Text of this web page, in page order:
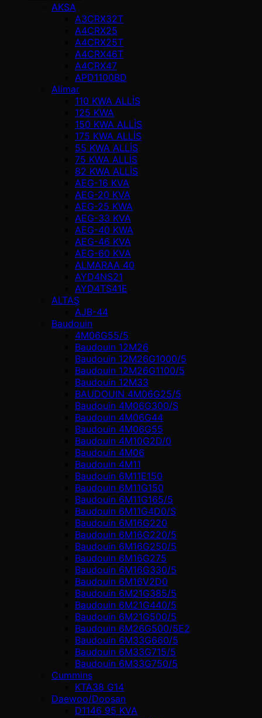
AKSA
A3CRX32T
A4CRX25
A4CRX25T
A4CRX46T
A4CRX47
APD1100BD
Alimar
110 KWA ALLİS
125 KWA
150 KWA ALLİS
175 KWA ALLİS
55 KWA ALLİS
75 KWA ALLİS
82 KWA ALLİS
AEG-16 KVA
AEG-20 KVA
AEG-25 KWA
AEG-33 KVA
AEG-40 KWA
AEG-46 KVA
AEG-60 KVA
ALMARAA 40
AYD4NS21
AYD4TS41E
ALTAŞ
AJB-44
Baudouin
4M06G55/5
Baudouin 12M26
Baudouin 12M26G1000/5
Baudouin 12M26G1100/5
Baudouin 12M33
BAUDOUIN 4M06G25/5
Baudouin 4M06G300/S
Baudouin 4M06G44
Baudouin 4M06G55
Baudouin 4M10G2D/0
Baudouin 4М06
Baudouin 4М11
Baudouin 6M11E150
Baudouin 6M11G150
Baudouin 6M11G165/5
Baudouin 6M11G4D0/S
Baudouin 6M16G220
Baudouin 6M16G220/5
Baudouin 6M16G250/5
Baudouin 6M16G275
Baudouin 6M16G330/5
Baudouin 6M16V2D0
Baudouin 6M21G385/5
Baudouin 6M21G440/5
Baudouin 6M21G500/5
Baudouin 6M26G500/5E2
Baudouin 6M33G660/5
Baudouin 6M33G715/5
Baudouin 6M33G750/5
Cummins
KTA38 G14
Daewoo/Doosan
D1146 95 KVA